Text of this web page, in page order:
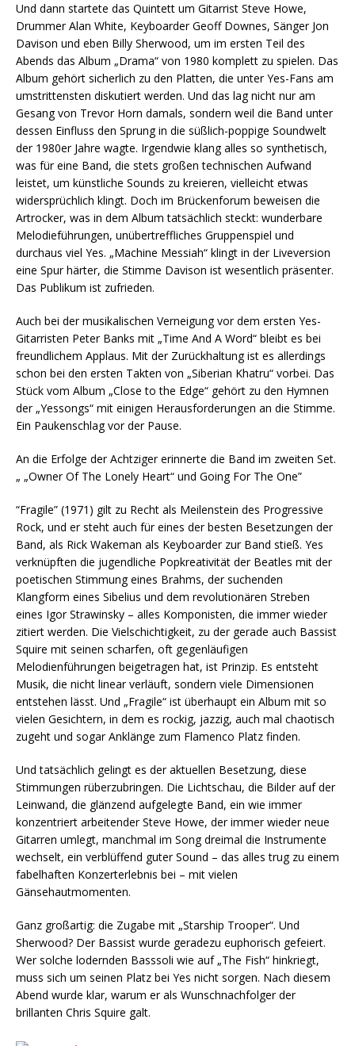
Und dann startete das Quintett um Gitarrist Steve Howe,
Drummer Alan White, Keyboarder Geoff Downes, Sänger Jon
Davison und eben Billy Sherwood, um im ersten Teil des
Abends das Album „Drama“ von 1980 komplett zu spielen. Das
Album gehört sicherlich zu den Platten, die unter Yes-Fans am
umstrittensten diskutiert werden. Und das lag nicht nur am
Gesang von Trevor Horn damals, sondern weil die Band unter
dessen Einfluss den Sprung in die süßlich-poppige Soundwelt
der 1980er Jahre wagte. Irgendwie klang alles so synthetisch,
was für eine Band, die stets großen technischen Aufwand
leistet, um künstliche Sounds zu kreieren, vielleicht etwas
widersprüchlich klingt. Doch im Brückenforum beweisen die
Artrocker, was in dem Album tatsächlich steckt: wunderbare
Melodieführungen, unübertreffliches Gruppenspiel und
durchaus viel Yes. „Machine Messiah“ klingt in der Liveversion
eine Spur härter, die Stimme Davison ist wesentlich präsenter.
Das Publikum ist zufrieden.
Auch bei der musikalischen Verneigung vor dem ersten Yes-
Gitarristen Peter Banks mit „Time And A Word“ bleibt es bei
freundlichem Applaus. Mit der Zurückhaltung ist es allerdings
schon bei den ersten Takten von „Siberian Khatru“ vorbei. Das
Stück vom Album „Close to the Edge“ gehört zu den Hymnen
der „Yessongs“ mit einigen Herausforderungen an die Stimme.
Ein Paukenschlag vor der Pause.
An die Erfolge der Achtziger erinnerte die Band im zweiten Set.
„ „Owner Of The Lonely Heart“ und Going For The One”
“Fragile” (1971) gilt zu Recht als Meilenstein des Progressive
Rock, und er steht auch für eines der besten Besetzungen der
Band, als Rick Wakeman als Keyboarder zur Band stieß. Yes
verknüpften die jugendliche Popkreativität der Beatles mit der
poetischen Stimmung eines Brahms, der suchenden
Klangform eines Sibelius und dem revolutionären Streben
eines Igor Strawinsky – alles Komponisten, die immer wieder
zitiert werden. Die Vielschichtigkeit, zu der gerade auch Bassist
Squire mit seinen scharfen, oft gegenläufigen
Melodienführungen beigetragen hat, ist Prinzip. Es entsteht
Musik, die nicht linear verläuft, sondern viele Dimensionen
entstehen lässt. Und „Fragile“ ist überhaupt ein Album mit so
vielen Gesichtern, in dem es rockig, jazzig, auch mal chaotisch
zugeht und sogar Anklänge zum Flamenco Platz finden.
Und tatsächlich gelingt es der aktuellen Besetzung, diese
Stimmungen rüberzubringen. Die Lichtschau, die Bilder auf der
Leinwand, die glänzend aufgelegte Band, ein wie immer
konzentriert arbeitender Steve Howe, der immer wieder neue
Gitarren umlegt, manchmal im Song dreimal die Instrumente
wechselt, ein verblüffend guter Sound – das alles trug zu einem
fabelhaften Konzerterlebnis bei – mit vielen
Gänsehautmomenten.
Ganz großartig: die Zugabe mit „Starship Trooper“. Und
Sherwood? Der Bassist wurde geradezu euphorisch gefeiert.
Wer solche lodernden Basssoli wie auf „The Fish“ hinkriegt,
muss sich um seinen Platz bei Yes nicht sorgen. Nach diesem
Abend wurde klar, warum er als Wunschnachfolger der
brillanten Chris Squire galt.